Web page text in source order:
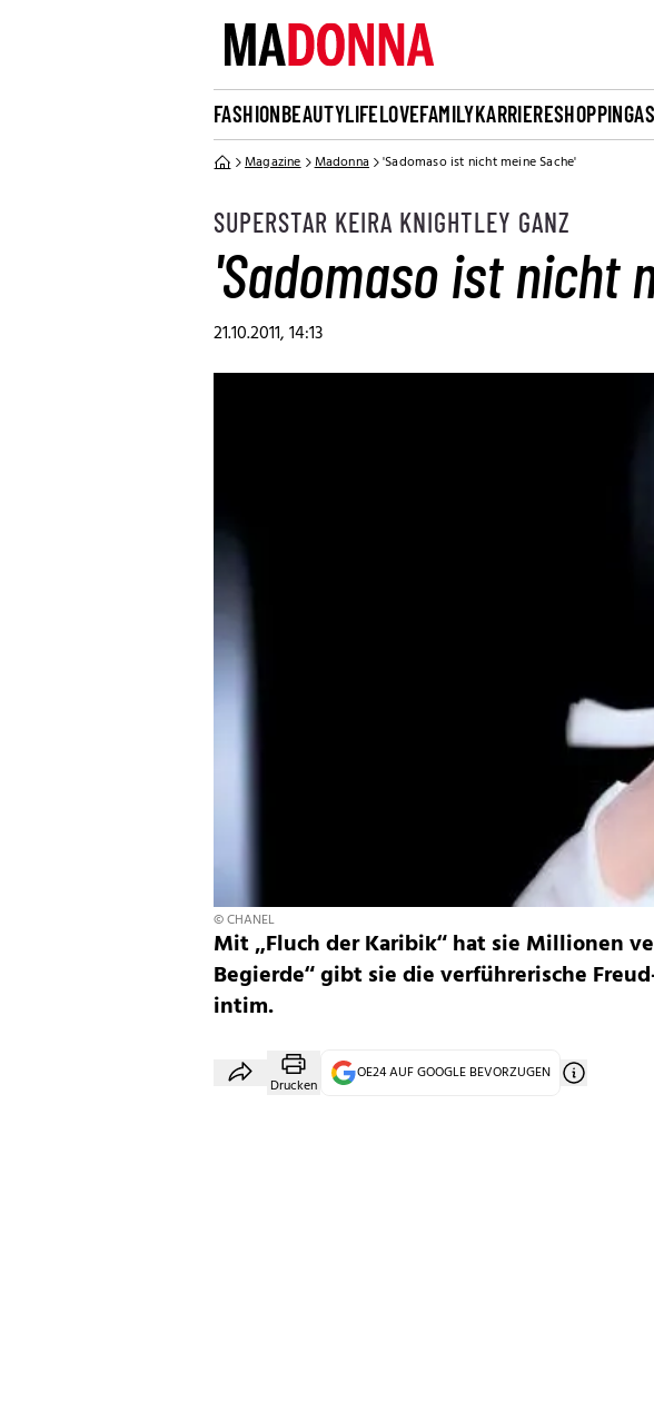
FASHIONBEAUTYLIFELOVEFAMILYKARRIERESHOPPING
Magazine Madonna 'Sadomaso ist nicht meine Sache'
SUPERSTAR KEIRA KNIGHTLEY GANZ
'Sadomaso ist nicht
21.10.2011, 14:13
© CHANEL
Mit „Fluch der Karibik“ hat sie Millionen
Begierde“ gibt sie die ­verführerische
intim.
Drucken
OE24 AUF GOOGLE BEVORZUGEN